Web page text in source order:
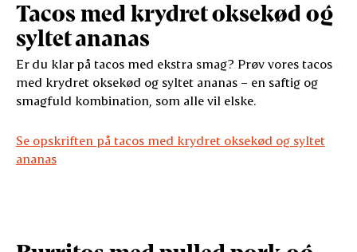
Tacos med krydret oksekød og
syltet ananas
Er du klar på tacos med ekstra smag? Prøv vores tacos
med krydret oksekød og syltet ananas – en saftig og
smagfuld kombination, som alle vil elske.
Se opskriften på tacos med krydret oksekød og syltet
ananas